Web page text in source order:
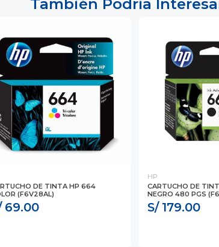
DE TINTA HP 664
(F6V28AL)
69.00
HP
CARTUCHO DE
NEGRO 480 PGS
S/ 179.00